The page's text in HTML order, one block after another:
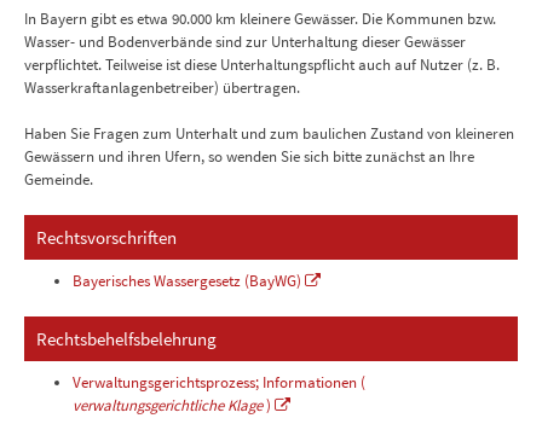
In Bayern gibt es etwa 90.000 km kleinere Gewässer. Die Kommunen bzw.
Wasser- und Bodenverbände sind zur Unterhaltung dieser Gewässer
verpflichtet. Teilweise ist diese Unterhaltungspflicht auch auf Nutzer (z. B.
Wasserkraftanlagenbetreiber) übertragen.
Haben Sie Fragen zum Unterhalt und zum baulichen Zustand von kleineren
Gewässern und ihren Ufern, so wenden Sie sich bitte zunächst an Ihre
Gemeinde.
Rechtsvorschriften
Bayerisches Wassergesetz (BayWG)
Rechtsbehelfsbelehrung
Verwaltungsgerichtsprozess; Informationen (
verwaltungsgerichtliche Klage)